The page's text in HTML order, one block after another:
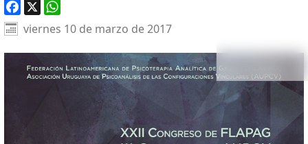
Facebook
X WhatsApp
viernes 10 de marzo de 2017